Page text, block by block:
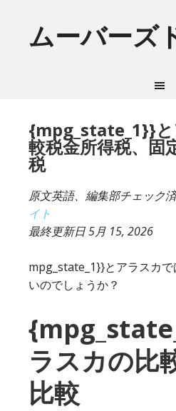
ムーバーズ
{mpg_state_1}}
較税金所得税、固
税
原文英語、編集部チェック
イト
最終更新日5月 15, 2026
mpg_state_1}}とアラスカ
いのでしょうか？
ラスカの比
比較